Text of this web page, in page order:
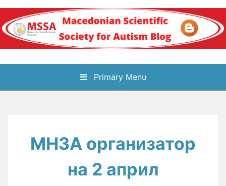
Skip
content
Блог на
Македонското научно
аутизам
Primary Menu
МНЗА организатор
на 2 април